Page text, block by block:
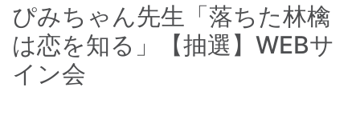
ぴみちゃん先生「落ちた林檎
は恋を知る」【抽選】WEBサ
イン会